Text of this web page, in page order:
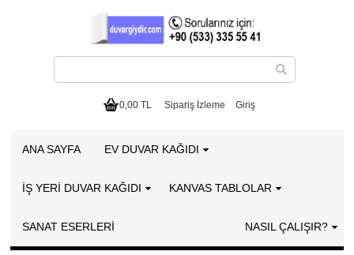
0,00 TL Sipariş İzleme Giriş
ANA SAYFA EV DUVAR KAĞIDI
İŞ YERİ DUVAR KAĞIDI KANVAS TABLOLAR
SANAT ESERLERI NASIL ÇALIŞIR?